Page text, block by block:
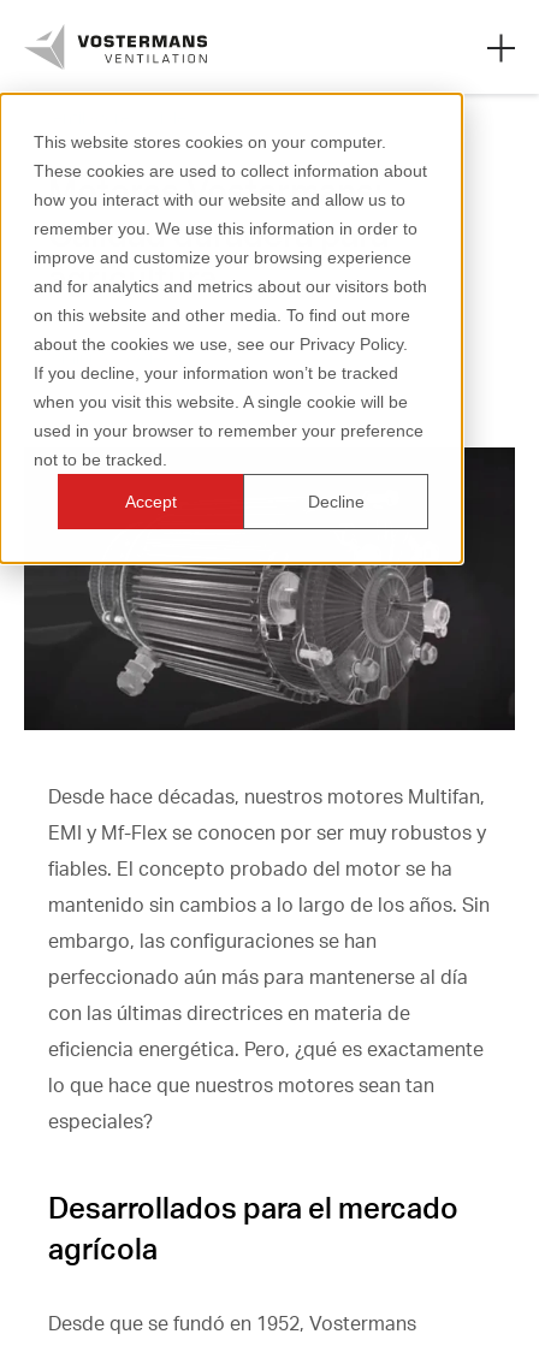
This website stores cookies on your computer.
These cookies are used to collect information about
how you interact with our website and allow us to
remember you. We use this information in order to
improve and customize your browsing experience
and for analytics and metrics about our visitors both
on this website and other media. To find out more
about the cookies we use, see our Privacy Policy.
If you decline, your information won’t be tracked
when you visit this website. A single cookie will be
used in your browser to remember your preference
not to be tracked.
Accept Decline
Ventiladores
Sectores agrícolas
Sectores industriales
Recursos
Sobre nosotros
+31 (0)77 389 32 32
ventilation@vostermans.com
Selector de productos
Vostermans Companies
Motores Vostermans:
Calidad duradera para
agricultura
Desde hace décadas, nuestros motores Multifan,
EMI y Mf-Flex se conocen por ser muy robustos y
fiables. El concepto probado del motor se ha
mantenido sin cambios a lo largo de los años. Sin
embargo, las configuraciones se han
perfeccionado aún más para mantenerse al día
con las últimas directrices en materia de
eficiencia energética. Pero, ¿qué es exactamente
lo que hace que nuestros motores sean tan
especiales?
Desarrollados para el mercado
agrícola
Desde que se fundó en 1952, Vostermans